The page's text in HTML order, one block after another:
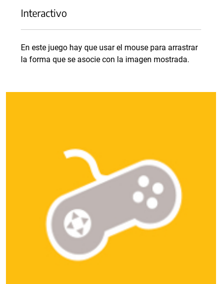
Interactivo
En este juego hay que usar el mouse para arrastrar
la forma que se asocie con la imagen mostrada.